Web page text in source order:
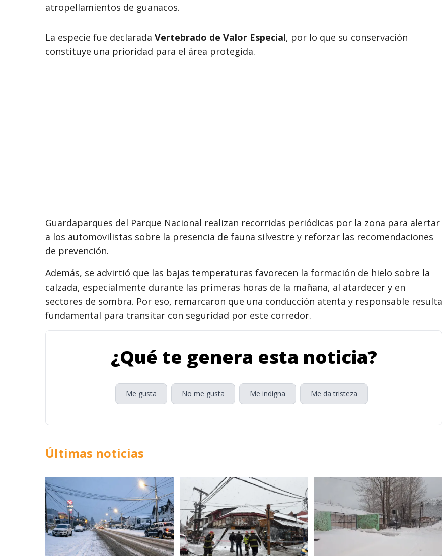
atropellamientos de guanacos.
La especie fue declarada Vertebrado de Valor Especial, por lo que su conservación
constituye una prioridad para el área protegida.
Guardaparques del Parque Nacional realizan recorridas periódicas por la zona para alertar
a los automovilistas sobre la presencia de fauna silvestre y reforzar las recomendaciones
de prevención.
Además, se advirtió que las bajas temperaturas favorecen la formación de hielo sobre la
calzada, especialmente durante las primeras horas de la mañana, al atardecer y en
sectores de sombra. Por eso, remarcaron que una conducción atenta y responsable resulta
fundamental para transitar con seguridad por este corredor.
¿Qué te genera esta noticia?
Me gusta No me gusta Me indigna Me da tristeza
Últimas noticias